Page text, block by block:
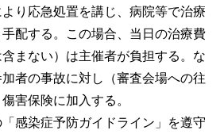
り応急処置を講じ、病院等で治療
配する。この場合、当日の治療費
含まない）は主催者が負担する。な
者の事故に対し（審査会場への往
害保険に加入する。
感染症予防ガイドライン」を遵守